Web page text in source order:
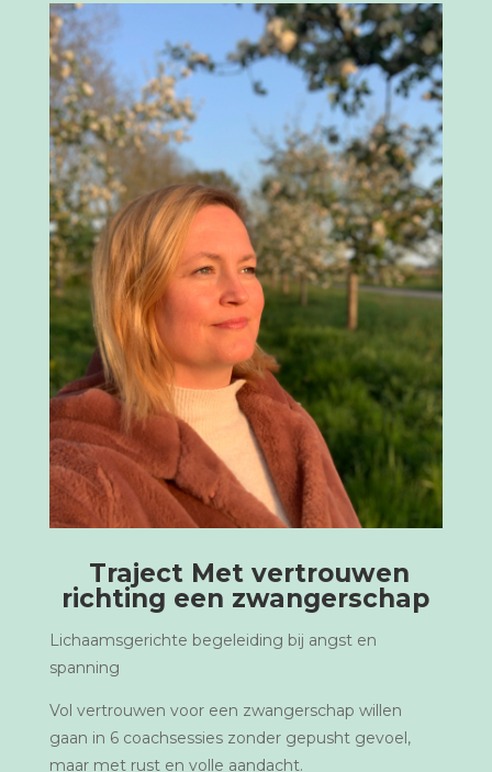
Traject Met vertrouwen
richting een zwangerschap
Lichaamsgerichte begeleiding bij angst en
spanning
Vol vertrouwen voor een zwangerschap willen
gaan in 6 coachsessies zonder gepusht gevoel,
maar met rust en volle aandacht.